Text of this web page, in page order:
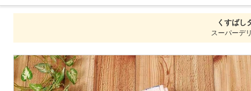
くすばし
スーパーデ